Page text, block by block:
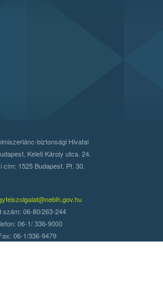
biztonsági Hivatal
Keleti Károly utca. 24.
cím: 1525 Budapest. Pf. 30.
szám: 06-80/263-244
06-1/ 336-9000
06-1/336-9479